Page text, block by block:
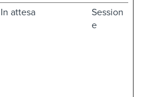
In attesa
Session
e